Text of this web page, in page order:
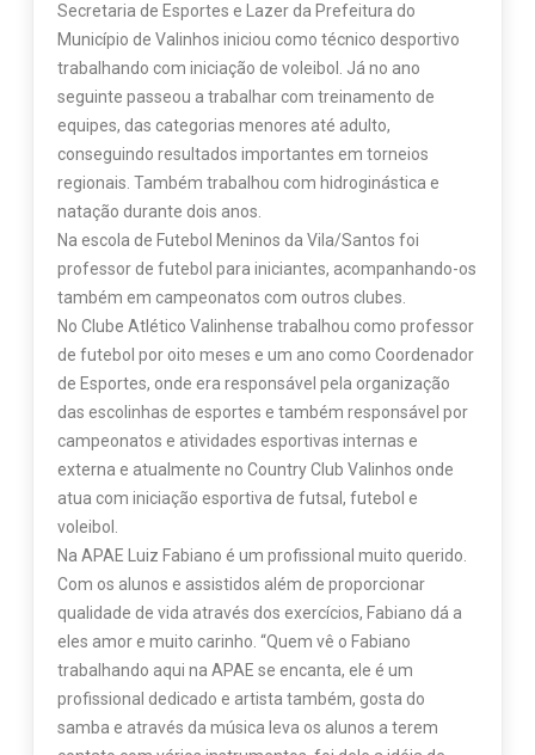
Secretaria de Esportes e Lazer da Prefeitura do
Município de Valinhos iniciou como técnico desportivo
trabalhando com iniciação de voleibol. Já no ano
seguinte passeou a trabalhar com treinamento de
equipes, das categorias menores até adulto,
conseguindo resultados importantes em torneios
regionais. Também trabalhou com hidroginástica e
natação durante dois anos.
Na escola de Futebol Meninos da Vila/Santos foi
professor de futebol para iniciantes, acompanhando-os
também em campeonatos com outros clubes.
No Clube Atlético Valinhense trabalhou como professor
de futebol por oito meses e um ano como Coordenador
de Esportes, onde era responsável pela organização
das escolinhas de esportes e também responsável por
campeonatos e atividades esportivas internas e
externa e atualmente no Country Club Valinhos onde
atua com iniciação esportiva de futsal, futebol e
voleibol.
Na APAE Luiz Fabiano é um profissional muito querido.
Com os alunos e assistidos além de proporcionar
qualidade de vida através dos exercícios, Fabiano dá a
eles amor e muito carinho. “Quem vê o Fabiano
trabalhando aqui na APAE se encanta, ele é um
profissional dedicado e artista também, gosta do
samba e através da música leva os alunos a terem